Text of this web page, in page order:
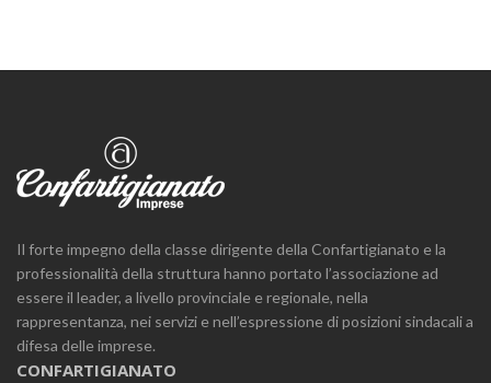
Il forte impegno della classe dirigente della Confartigianato e la
professionalità della struttura hanno portato l’associazione ad
essere il leader, a livello provinciale e regionale, nella
rappresentanza, nei servizi e nell’espressione di posizioni sindacali a
difesa delle imprese.
CONFARTIGIANATO